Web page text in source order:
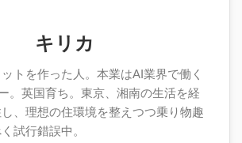
キリカ
トを作った人。本業はAI業界で働く
。英国育ち。東京、湘南の生活を経
、理想の住環境を整えつつ乗り物趣
試行錯誤中。